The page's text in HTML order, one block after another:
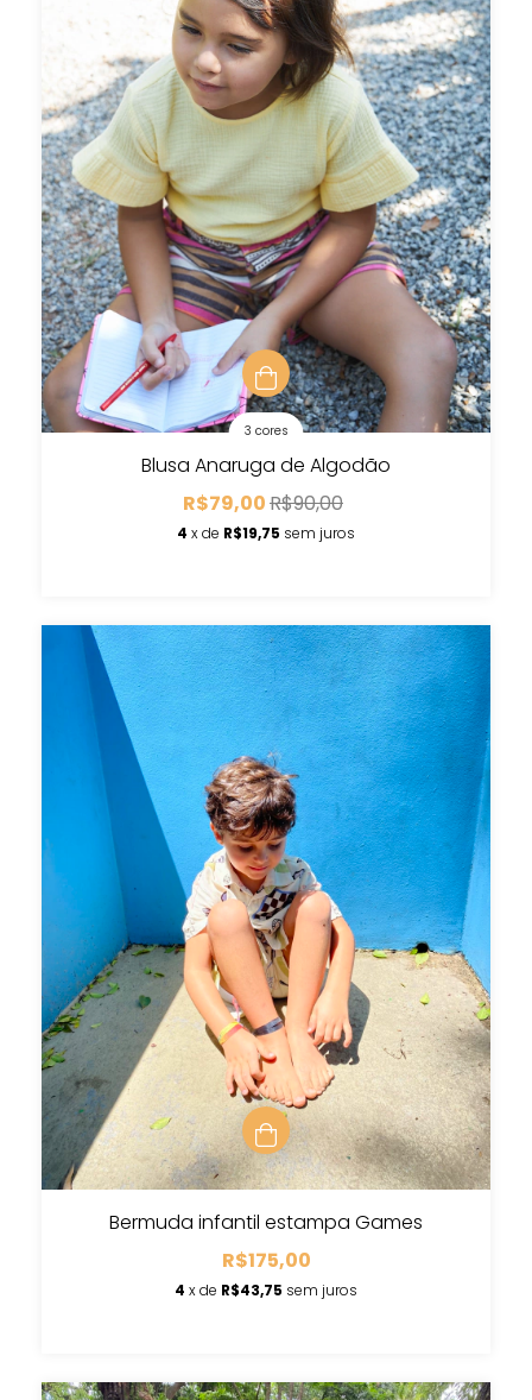
3 cores
Blusa Anaruga de Algodão
R$79,00R$90,00
4 x de R$19,75 sem juros
Bermuda infantil estampa Games
R$175,00
4 x de R$43,75 sem juros